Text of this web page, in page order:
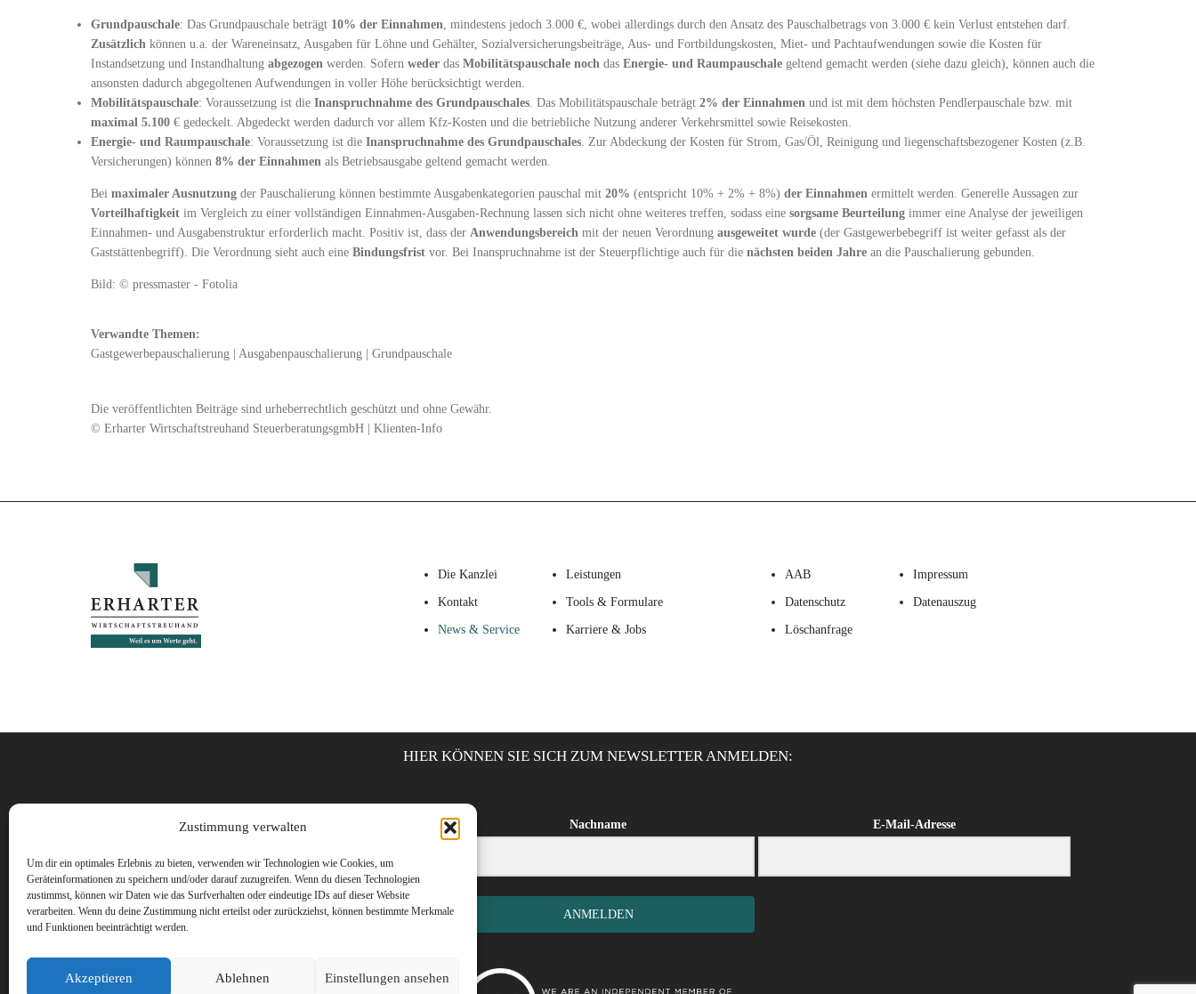
Zustimmung verwalten
Um dir ein optimales Erlebnis zu bieten, verwenden wir Technologien wie Cookies, um
Geräteinformationen zu speichern und/oder darauf zuzugreifen. Wenn du diesen Technologien
zustimmst, können wir Daten wie das Surfverhalten oder eindeutige IDs auf dieser Website
verarbeiten. Wenn du deine Zustimmung nicht erteilst oder zurückziehst, können bestimmte Merkmale
und Funktionen beeinträchtigt werden.
Akzeptieren Ablehnen Einstellungen ansehen
Grundpauschale: Das Grundpauschale beträgt 10% der Einnahmen , mindestens jedoch 3.000 €, wobei allerdings durch den Ansatz des Pauschalbetrags von 3.000 € kein Verlust entstehen darf.
Zusätzlich können u.a. der Wareneinsatz, Ausgaben für Löhne und Gehälter, Sozialversicherungsbeiträge, Aus- und Fortbildungskosten, Miet- und Pachtaufwendungen sowie die Kosten für
Instandsetzung und Instandhaltung abgezogen werden. Sofern weder das Mobilitätspauschale noch das Energie- und Raumpauschale geltend gemacht werden (siehe dazu gleich), können auch die
ansonsten dadurch abgegoltenen Aufwendungen in voller Höhe berücksichtigt werden.
Mobilitätspauschale: Voraussetzung ist die Inanspruchnahme des Grundpauschales . Das Mobilitätspauschale beträgt 2% der Einnahmen und ist mit dem höchsten Pendlerpauschale bzw. mit
maximal 5.100 € gedeckelt. Abgedeckt werden dadurch vor allem Kfz-Kosten und die betriebliche Nutzung anderer Verkehrsmittel sowie Reisekosten.
Energie- und Raumpauschale: Voraussetzung ist die Inanspruchnahme des Grundpauschales . Zur Abdeckung der Kosten für Strom, Gas/Öl, Reinigung und liegenschaftsbezogener Kosten (z.B.
Versicherungen) können 8% der Einnahmen als Betriebsausgabe geltend gemacht werden.
Bei maximaler Ausnutzung der Pauschalierung können bestimmte Ausgabenkategorien pauschal mit 20% (entspricht 10% + 2% + 8%) der Einnahmen ermittelt werden. Generelle Aussagen zur
Vorteilhaftigkeit im Vergleich zu einer vollständigen Einnahmen-Ausgaben-Rechnung lassen sich nicht ohne weiteres treffen, sodass eine sorgsame Beurteilung immer eine Analyse der jeweiligen
Einnahmen- und Ausgabenstruktur erforderlich macht. Positiv ist, dass der Anwendungsbereich mit der neuen Verordnung ausgeweitet wurde (der Gastgewerbebegriff ist weiter gefasst als der
Gaststättenbegriff). Die Verordnung sieht auch eine Bindungsfrist vor. Bei Inanspruchnahme ist der Steuerpflichtige auch für die nächsten beiden Jahre an die Pauschalierung gebunden.
Bild: © pressmaster - Fotolia
Verwandte Themen:
Gastgewerbepauschalierung
Ausgabenpauschalierung Grundpauschale
Die veröffentlichten Beiträge sind urheberrechtlich geschützt und ohne Gewähr.
© Erharter Wirtschaftstreuhand SteuerberatungsgmbH | Klienten-Info
Die Kanzlei Leistungen
Kontakt Tools & Formulare
News & Service Karriere & Jobs
AAB Impressum
Datenschutz Datenauszug
Löschanfrage
HIER KÖNNEN SIE SICH ZUM NEWSLETTER ANMELDEN:
Vorname Nachname E-Mail-Adresse
ANMELDEN